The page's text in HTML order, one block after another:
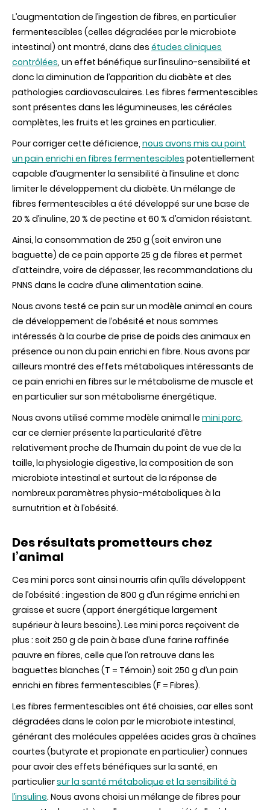
L’augmentation de l’ingestion de fibres, en particulier
fermentescibles (celles dégradées par le microbiote
intestinal) ont montré, dans des études cliniques
contrôlées, un effet bénéfique sur l’insulino-sensibilité et
donc la diminution de l’apparition du diabète et des
pathologies cardiovasculaires. Les fibres fermentescibles
sont présentes dans les légumineuses, les céréales
complètes, les fruits et les graines en particulier.
Pour corriger cette déficience, nous avons mis au point
un pain enrichi en fibres fermentescibles potentiellement
capable d’augmenter la sensibilité à l’insuline et donc
limiter le développement du diabète. Un mélange de
fibres fermentescibles a été développé sur une base de
20 % d’inuline, 20 % de pectine et 60 % d’amidon résistant.
Ainsi, la consommation de 250 g (soit environ une
baguette) de ce pain apporte 25 g de fibres et permet
d’atteindre, voire de dépasser, les recommandations du
PNNS dans le cadre d’une alimentation saine.
Nous avons testé ce pain sur un modèle animal en cours
de développement de l’obésité et nous sommes
intéressés à la courbe de prise de poids des animaux en
présence ou non du pain enrichi en fibre. Nous avons par
ailleurs montré des effets métaboliques intéressants de
ce pain enrichi en fibres sur le métabolisme de muscle et
en particulier sur son métabolisme énergétique.
Nous avons utilisé comme modèle animal le mini porc,
car ce dernier présente la particularité d’être
relativement proche de l’humain du point de vue de la
taille, la physiologie digestive, la composition de son
microbiote intestinal et surtout de la réponse de
nombreux paramètres physio-métaboliques à la
surnutrition et à l’obésité.
Des résultats prometteurs chez
l’animal
Ces mini porcs sont ainsi nourris afin qu’ils développent
de l’obésité : ingestion de 800 g d’un régime enrichi en
graisse et sucre (apport énergétique largement
supérieur à leurs besoins). Les mini porcs reçoivent de
plus : soit 250 g de pain à base d’une farine raffinée
pauvre en fibres, celle que l’on retrouve dans les
baguettes blanches (T = Témoin) soit 250 g d’un pain
enrichi en fibres fermentescibles (F = Fibres).
Les fibres fermentescibles ont été choisies, car elles sont
dégradées dans le colon par le microbiote intestinal,
générant des molécules appelées acides gras à chaînes
courtes (butyrate et propionate en particulier) connues
pour avoir des effets bénéfiques sur la santé, en
particuliersur la santé métabolique et la sensibilité à
l’insuline. Nous avons choisi un mélange de fibres pour